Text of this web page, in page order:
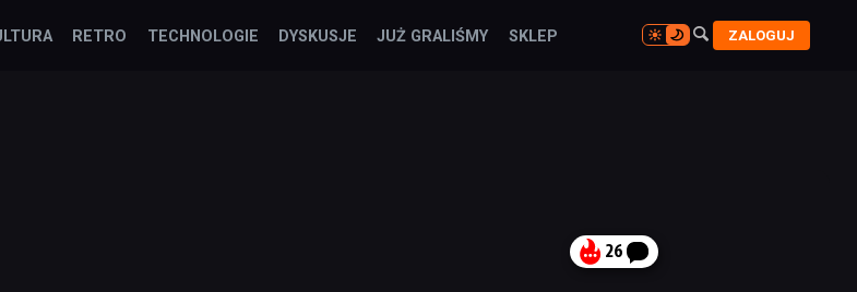
RETRO TECHNOLOGIE DYSKUSJE JUŻ GRALIŚMY SKLEP 
 ZALOGUJ
26